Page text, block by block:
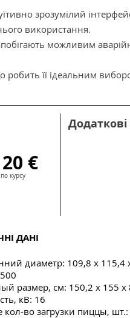
зрозумілий
використання.
можливим
робить її ідеальним
€
курсу
Додаткові
ДАНІ
диаметр: 109,8 x 115,4
размер, см: 150,2 x 155 x
кВ: 16
кол-во загрузки пиццы, шт.: